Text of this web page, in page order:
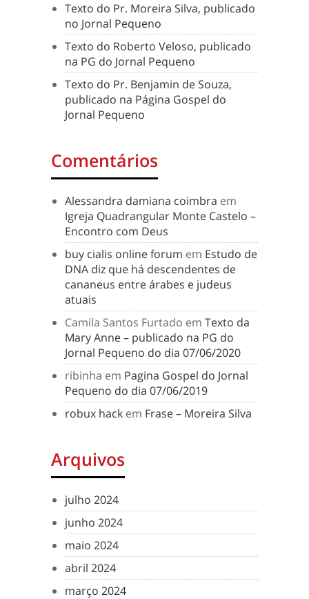
Texto do Pr. Moreira Silva, publicado
no Jornal Pequeno
Texto do Roberto Veloso, publicado
na PG do Jornal Pequeno
Texto do Pr. Benjamin de Souza,
publicado na Página Gospel do
Jornal Pequeno
Comentários
Alessandra damiana coimbra em
Igreja Quadrangular Monte Castelo –
Encontro com Deus
buy cialis online forum em Estudo de
DNA diz que há descendentes de
cananeus entre árabes e judeus
atuais
Camila Santos Furtado em Texto da
Mary Anne – publicado na PG do
Jornal Pequeno do dia 07/06/2020
ribinha em Pagina Gospel do Jornal
Pequeno do dia 07/06/2019
robux hack em Frase – Moreira Silva
Arquivos
julho 2024
junho 2024
maio 2024
abril 2024
março 2024